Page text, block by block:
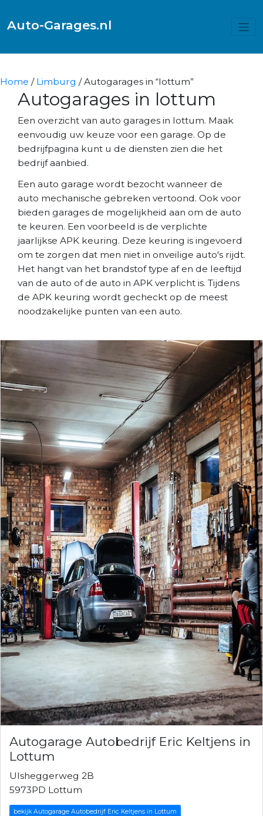
Auto-Garages.nl
Home / Limburg / Autogarages in “lottum”
Autogarages in lottum
Een overzicht van auto garages in lottum. Maak
eenvoudig uw keuze voor een garage. Op de
bedrijfpagina kunt u de diensten zien die het
bedrijf aanbied.
Een auto garage wordt bezocht wanneer de
auto mechanische gebreken vertoond. Ook voor
bieden garages de mogelijkheid aan om de auto
te keuren. Een voorbeeld is de verplichte
jaarlijkse APK keuring. Deze keuring is ingevoerd
om te zorgen dat men niet in onveilige auto's rijdt.
Het hangt van het brandstof type af en de leeftijd
van de auto of de auto in APK verplicht is. Tijdens
de APK keuring wordt gecheckt op de meest
noodzakelijke punten van een auto.
Autogarage Autobedrijf Eric Keltjens in
Lottum
Ulsheggerweg 2B
5973PD Lottum
bekijk Autogarage Autobedrijf Eric Keltjens in Lottum